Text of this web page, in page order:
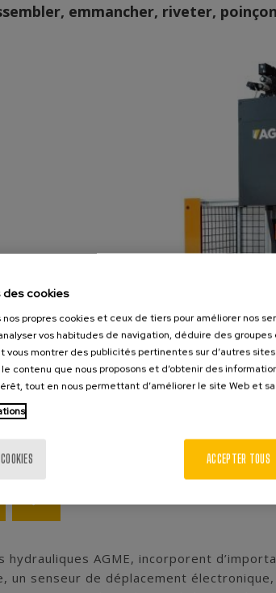
emmancher, riveter,
hydrauliques AGME, incorporent
un senseur de déplacement
des cookies
nos propres cookies et ceux de tiers pour améliorer nos
vos habitudes de navigation, déduire des groupes
vous montrer des publicités pertinentes sur d’autres
contenu que nous proposons et d’obtenir des
tout en nous permettant d’améliorer le site Web et
ACCEPTER TOUS